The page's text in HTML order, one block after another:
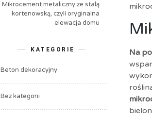
Mikrocement metaliczny ze stalą
kortenowską, czyli oryginalna
elewacja domu
KATEGORIE
Beton dekoracyjny
Bez kategorii
Na